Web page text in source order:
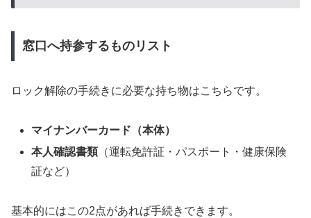
窓口へ持参するものリスト
ロック解除の手続きに必要な持ち物はこちらです。
マイナンバーカード（本体）
本人確認書類（運転免許証・パスポート・健康保険
証など）
基本的にはこの2点があれば手続きできます。